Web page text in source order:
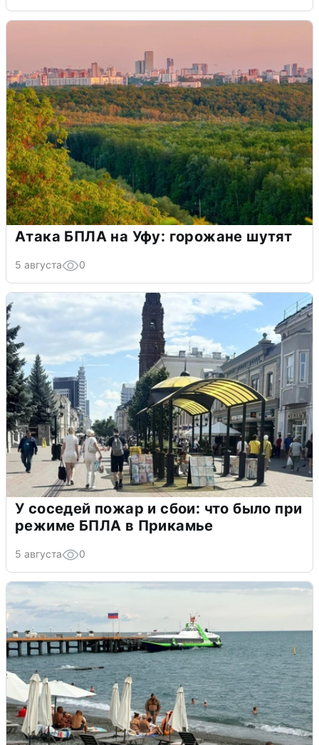
Атака БПЛА на Уфу: горожане шутят
5 августа 0
У соседей пожар и сбои: что было при
режиме БПЛА в Прикамье
5 августа 0